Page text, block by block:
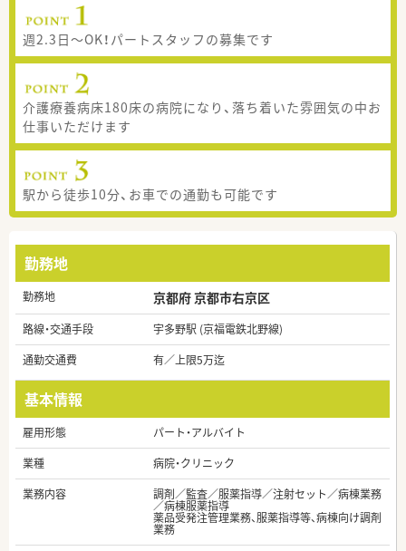
週2.3日～OK！パートスタッフの募集です
介護療養病床180床の病院になり、落ち着いた雰囲気の中お
仕事いただけます
駅から徒歩10分、お車での通勤も可能です
勤務地
勤務地 京都府 京都市右京区
路線・交通手段
宇多野駅 (京福電鉄北野線)
通勤交通費
有／上限5万迄
基本情報
雇用形態
パート・アルバイト
業種
病院・クリニック
業務内容
調剤／監査／服薬指導／注射セット／病棟業務
／病棟服薬指導
薬品受発注管理業務、服薬指導等、病棟向け調剤
業務